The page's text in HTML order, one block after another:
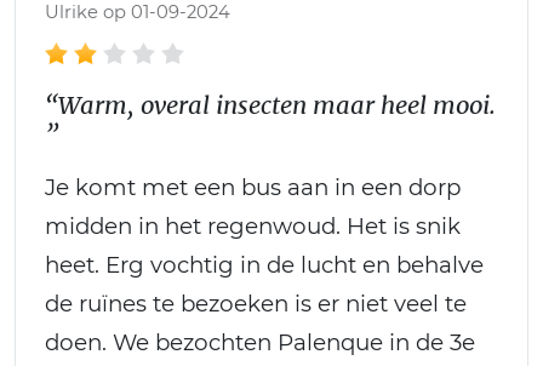
Ulrike op 01-09-2024
“Warm, overal insecten maar heel mooi.
”
Je komt met een bus aan in een dorp
midden in het regenwoud. Het is snik
heet. Erg vochtig in de lucht en behalve
de ruïnes te bezoeken is er niet veel te
doen. We bezochten Palenque in de 3e